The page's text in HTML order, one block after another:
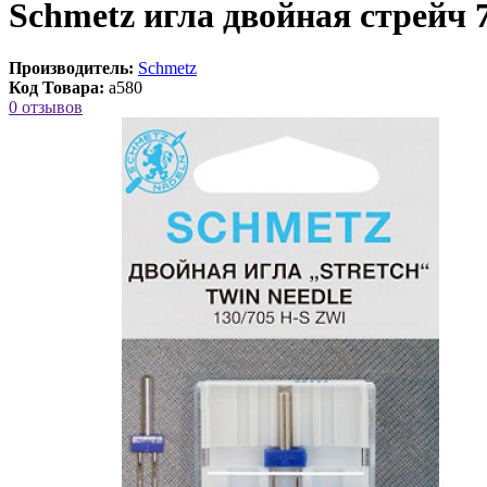
Schmetz игла двойная стрейч
Производитель: Schmetz
Код Товара: a580
0 отзывов